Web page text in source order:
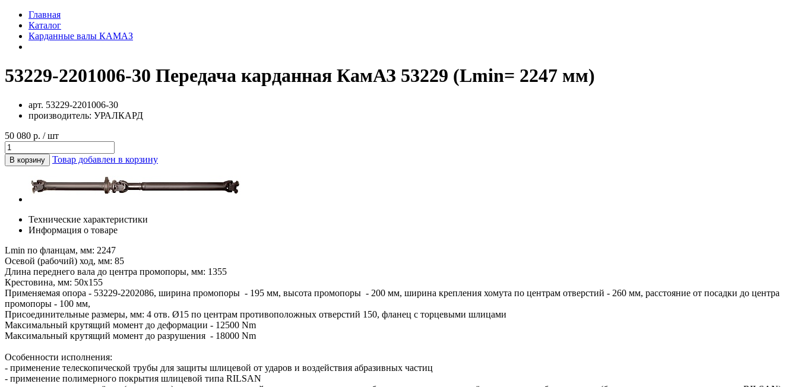
Главная
Каталог
Карданные валы КАМАЗ
53229-2201006-30 Передача карданная КамАЗ 53229 (Lmin= 2247 мм)
арт. 53229-2201006-30
производитель: УРАЛКАРД
50 080 р. / шт
В корзину Товар добавлен в корзину
Технические характеристики
Информация о товаре
Lmin по фланцам, мм: 2247
Осевой (рабочий) ход, мм: 85
Длина переднего вала до центра промопоры, мм: 1355
Крестовина, мм: 50х155
Применяемая опора - 53229-2202086, ширина промопоры - 195 мм, высота промопоры - 200 мм, ширина крепления хомута по центрам отверстий - 260 мм, расстояние от посадки до центра
промопоры - 100 мм,
Присоединительные размеры, мм: 4 отв. Ø15 по центрам противоположных отверстий 150, фланец с торцевыми шлицами
Максимальный крутящий момент до деформации - 12500 Nm
Максимальный крутящий момент до разрушения - 18000 Nm
Особенности исполнения:
- применение телескопической трубы для защиты шлицевой от ударов и воздействия абразивных частиц
- применение полимерного покрытия шлицевой типа RILSAN